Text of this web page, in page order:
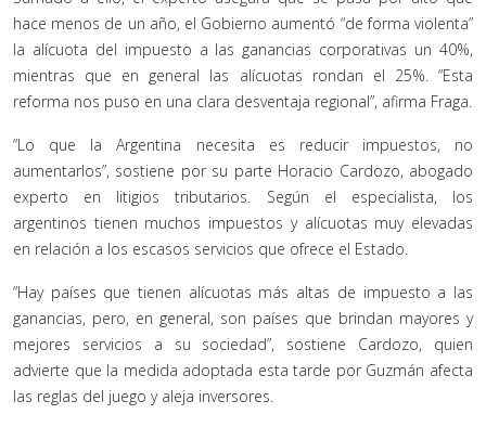
hace menos de un año, el Gobierno aumentó “de forma violenta”
la alícuota del impuesto a las ganancias corporativas un 40%,
mientras que en general las alícuotas rondan el 25%. “Esta
reforma nos puso en una clara desventaja regional”, afirma Fraga.
“Lo que la Argentina necesita es reducir impuestos, no
aumentarlos”, sostiene por su parte Horacio Cardozo, abogado
experto en litigios tributarios. Según el especialista, los
argentinos tienen muchos impuestos y alícuotas muy elevadas
en relación a los escasos servicios que ofrece el Estado.
“Hay países que tienen alícuotas más altas de impuesto a las
ganancias, pero, en general, son países que brindan mayores y
mejores servicios a su sociedad”, sostiene Cardozo, quien
advierte que la medida adoptada esta tarde por Guzmán afecta
las reglas del juego y aleja inversores.